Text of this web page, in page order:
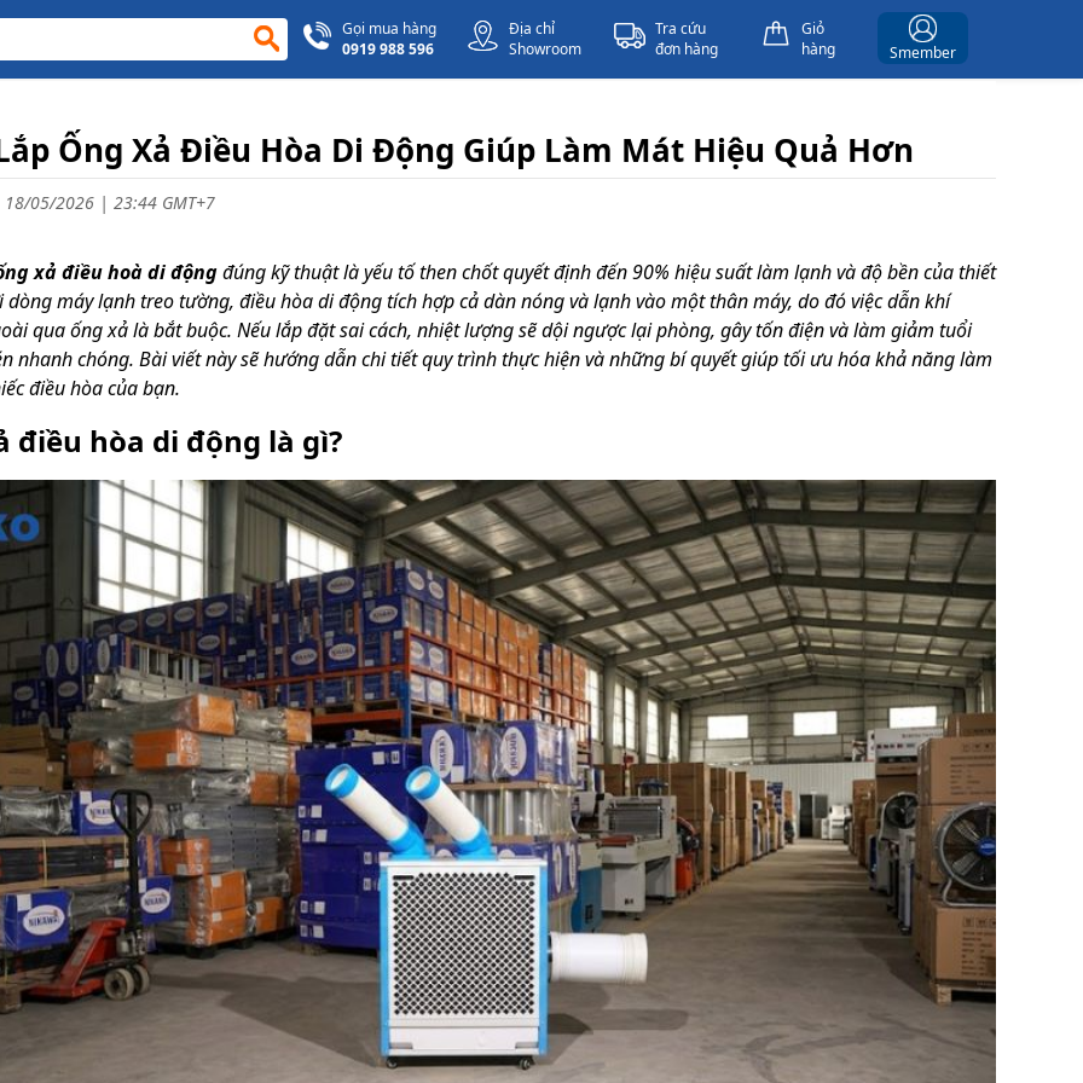
Gọi mua hàng
0919 988 596
Địa chỉ
Showroom
Tra cứu
đơn hàng
Giỏ
hàng
Smember
Ống Xả Điều Hòa Di Động Giúp Làm Mát Hiệu Quả Hơn
18/05/2026 | 23:44 GMT+7
xả điều hoà di độngđúng kỹ thuật là yếu tố then chốt quyết định đến 90% hiệu suất làm lạnh và độ bền của thiết
dòng máy lạnh treo tường, điều hòa di động tích hợp cả dàn nóng và lạnh vào một thân máy, do đó việc dẫn khí
qua ống xả là bắt buộc. Nếu lắp đặt sai cách, nhiệt lượng sẽ dội ngược lại phòng, gây tốn điện và làm giảm tuổi
nhanh chóng. Bài viết này sẽ hướng dẫn chi tiết quy trình thực hiện và những bí quyết giúp tối ưu hóa khả năng làm
điều hòa của bạn.
điều hòa di động là gì?